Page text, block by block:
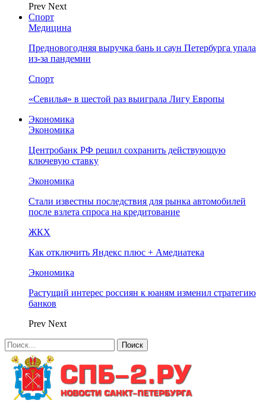
Prev Next
Спорт
Медицина
Предновогодняя выручка бань и саун Петербурга упала
из-за пандемии
Спорт
«Севилья» в шестой раз выиграла Лигу Европы
Экономика
Экономика
Центробанк РФ решил сохранить действующую
ключевую ставку
Экономика
Стали известны последствия для рынка автомобилей
после взлета спроса на кредитование
ЖКХ
Как отключить Яндекс плюс + Амедиатека
Экономика
Растущий интерес россиян к юаням изменил стратегию
банков
Prev Next